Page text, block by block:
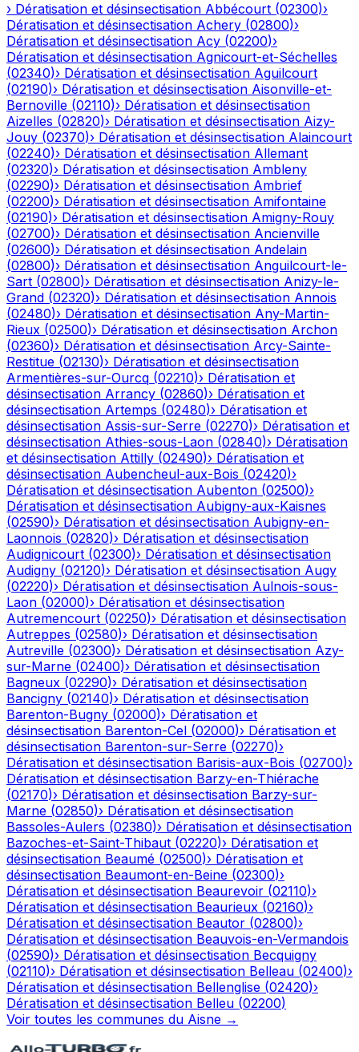
› Dératisation et désinsectisation Abbécourt (02300)›
Dératisation et désinsectisation Achery (02800)›
Dératisation et désinsectisation Acy (02200)›
Dératisation et désinsectisation Agnicourt-et-Séchelles
(02340)› Dératisation et désinsectisation Aguilcourt
(02190)› Dératisation et désinsectisation Aisonville-et-
Bernoville (02110)› Dératisation et désinsectisation
Aizelles (02820)› Dératisation et désinsectisation Aizy-
Jouy (02370)› Dératisation et désinsectisation Alaincourt
(02240)› Dératisation et désinsectisation Allemant
(02320)› Dératisation et désinsectisation Ambleny
(02290)› Dératisation et désinsectisation Ambrief
(02200)› Dératisation et désinsectisation Amifontaine
(02190)› Dératisation et désinsectisation Amigny-Rouy
(02700)› Dératisation et désinsectisation Ancienville
(02600)› Dératisation et désinsectisation Andelain
(02800)› Dératisation et désinsectisation Anguilcourt-le-
Sart (02800)› Dératisation et désinsectisation Anizy-le-
Grand (02320)› Dératisation et désinsectisation Annois
(02480)› Dératisation et désinsectisation Any-Martin-
Rieux (02500)› Dératisation et désinsectisation Archon
(02360)› Dératisation et désinsectisation Arcy-Sainte-
Restitue (02130)› Dératisation et désinsectisation
Armentières-sur-Ourcq (02210)› Dératisation et
désinsectisation Arrancy (02860)› Dératisation et
désinsectisation Artemps (02480)› Dératisation et
désinsectisation Assis-sur-Serre (02270)› Dératisation et
désinsectisation Athies-sous-Laon (02840)› Dératisation
et désinsectisation Attilly (02490)› Dératisation et
désinsectisation Aubencheul-aux-Bois (02420)›
Dératisation et désinsectisation Aubenton (02500)›
Dératisation et désinsectisation Aubigny-aux-Kaisnes
(02590)› Dératisation et désinsectisation Aubigny-en-
Laonnois (02820)› Dératisation et désinsectisation
Audignicourt (02300)› Dératisation et désinsectisation
Audigny (02120)› Dératisation et désinsectisation Augy
(02220)› Dératisation et désinsectisation Aulnois-sous-
Laon (02000)› Dératisation et désinsectisation
Autremencourt (02250)› Dératisation et désinsectisation
Autreppes (02580)› Dératisation et désinsectisation
Autreville (02300)› Dératisation et désinsectisation Azy-
sur-Marne (02400)› Dératisation et désinsectisation
Bagneux (02290)› Dératisation et désinsectisation
Bancigny (02140)› Dératisation et désinsectisation
Barenton-Bugny (02000)› Dératisation et
désinsectisation Barenton-Cel (02000)› Dératisation et
désinsectisation Barenton-sur-Serre (02270)›
Dératisation et désinsectisation Barisis-aux-Bois (02700)›
Dératisation et désinsectisation Barzy-en-Thiérache
(02170)› Dératisation et désinsectisation Barzy-sur-
Marne (02850)› Dératisation et désinsectisation
Bassoles-Aulers (02380)› Dératisation et désinsectisation
Bazoches-et-Saint-Thibaut (02220)› Dératisation et
désinsectisation Beaumé (02500)› Dératisation et
désinsectisation Beaumont-en-Beine (02300)›
Dératisation et désinsectisation Beaurevoir (02110)›
Dératisation et désinsectisation Beaurieux (02160)›
Dératisation et désinsectisation Beautor (02800)›
Dératisation et désinsectisation Beauvois-en-Vermandois
(02590)› Dératisation et désinsectisation Becquigny
(02110)› Dératisation et désinsectisation Belleau (02400)›
Dératisation et désinsectisation Bellenglise (02420)›
Dératisation et désinsectisation Belleu (02200)
Voir toutes les communes du Aisne →